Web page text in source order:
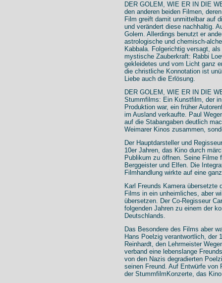
DER GOLEM, WIE ER IN DIE
den anderen beiden Filmen,
Film greift damit unmittelbar auf
und verändert diese nachhaltig.
Golem. Allerdings benutzt er
astrologische und chemisch-
Kabbala. Folgerichtig versagt,
mystische Zauberkraft: Rabbi
gekleidetes und vom Licht ganz
die christliche Konnotation ist
Liebe auch die Erlösung.
DER GOLEM, WIE ER IN DIE
Stummfilms: Ein Kunstfilm, der
Produktion war, ein früher
im Ausland verkaufte. Paul
auf die Stabangaben deutlich
Weimarer Kinos zusammen,
Der Hauptdarsteller und
10er Jahren, das Kino durch
Publikum zu öffnen. Seine Filme
Berggeister und Elfen. Die
Filmhandlung wirkte auf eine
Karl Freunds Kamera übersetzte
Films in ein unheimliches, aber
übersetzen. Der Co-Regisseur
folgenden Jahren zu einem der
Deutschlands.
Das Besondere des Films aber
Hans Poelzig verantwortlich, der
Reinhardt, den Lehrmeister
verband eine lebenslange
von den Nazis degradierten
seinen Freund. Auf Entwürfe von
der StummfilmKonzerte, das